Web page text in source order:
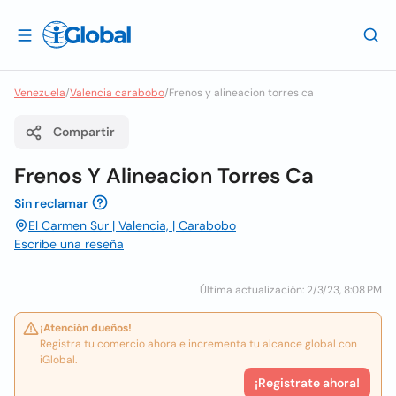
Venezuela/Valencia carabobo/Frenos y alineacion torres ca
Compartir
Frenos Y Alineacion Torres Ca
Sin reclamar
El Carmen Sur | Valencia, | Carabobo
Escribe una reseña
Última actualización: 2/3/23, 8:08 PM
¡Atención dueños!
Registra tu comercio ahora e incrementa tu alcance global con
iGlobal.
¡Registrate ahora!